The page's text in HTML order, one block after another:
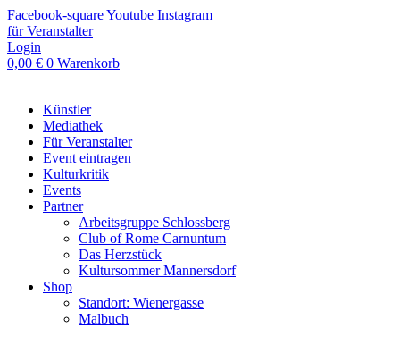
Zum
Inhalt
springen
Facebook-squareYoutube Instagram
für Veranstalter
Login
0,00 € 0 Warenkorb
Künstler
Mediathek
Für Veranstalter
Event eintragen
Kulturkritik
Events
Partner
Arbeitsgruppe Schlossberg
Club of Rome Carnuntum
Das Herzstück
Kultursommer Mannersdorf
Shop
Standort: Wienergasse
Malbuch